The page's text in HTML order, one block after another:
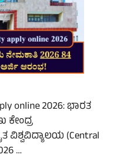
online 2026: ಭಾರತ
ಕೇಂದ್ರ
ವಿಶ್ವವಿದ್ಯಾಲಯ (Central
…